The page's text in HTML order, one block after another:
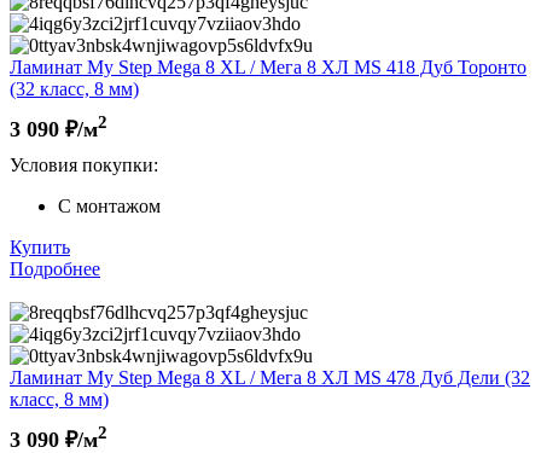
Ламинат My Step Mega 8 XL / Мега 8 ХЛ MS 418 Дуб Торонто
(32 класс, 8 мм)
3 090 ₽/м2
Условия покупки:
С монтажом
Купить
Подробнее
Ламинат My Step Mega 8 XL / Мега 8 ХЛ MS 478 Дуб Дели (32
класс, 8 мм)
3 090 ₽/м2